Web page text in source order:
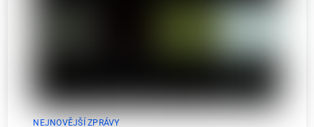
NEJNOVĚJŠÍ ZPRÁVY